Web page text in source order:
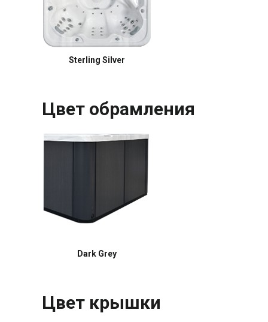
Sterling Silver
Цвет обрамления
Dark Grey
Цвет крышки